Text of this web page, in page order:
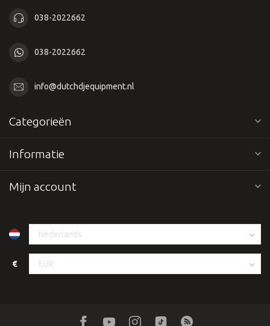
038-2022662
038-2022662
info@dutchdjequipment.nl
Categorieën
Informatie
Mijn account
€